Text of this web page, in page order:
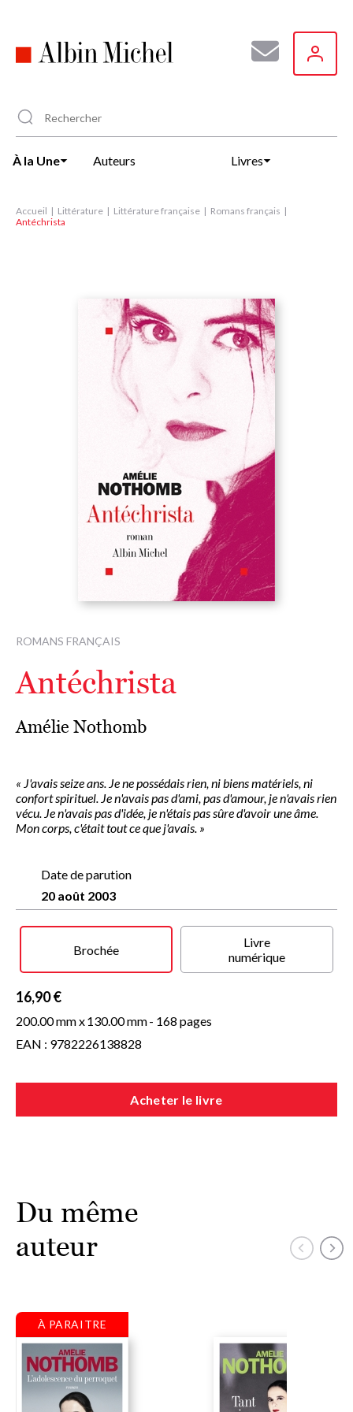
principal
À la Une Auteurs Livres
Accueil Littérature Littérature française
Romans français
Antéchrista
ROMANS FRANÇAIS
Antéchrista
Amélie Nothomb
« J'avais seize ans. Je ne possédais rien, ni biens matériels, ni
confort spirituel. Je n'avais pas d'ami, pas d'amour, je n'avais rien
vécu. Je n'avais pas d'idée, je n'étais pas sûre d'avoir une âme.
Mon corps, c'était tout ce que j'avais. »
Date de parution
20 août 2003
Brochée
Livre
numérique
16,90 €
200.00 mm x130.00 mm- 168 pages
EAN : 9782226138828
Acheter le livre
Du même
auteur
À PARAITRE